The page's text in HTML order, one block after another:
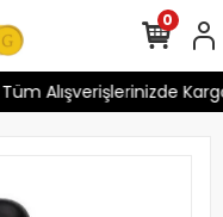
Tüm Alışverişlerinizde
0